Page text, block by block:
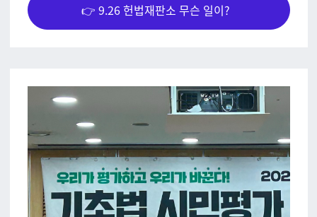
👉 9.26 헌법재판소 무슨 일이?